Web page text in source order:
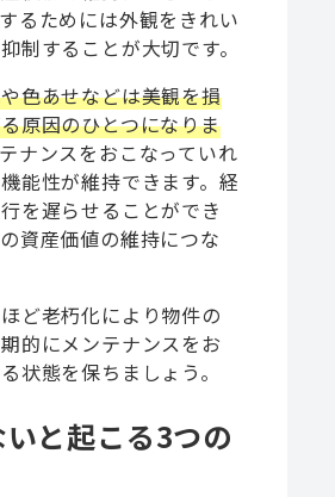
るためには外観をきれい
制することが大切です。
色あせなどは美観を損
原因のひとつになりま
ナンスをおこなっていれ
能性が維持できます。経
を遅らせることができ
資産価値の維持につな
ど老朽化により物件の
的にメンテナンスをお
状態を保ちましょう。
と起こる3つの